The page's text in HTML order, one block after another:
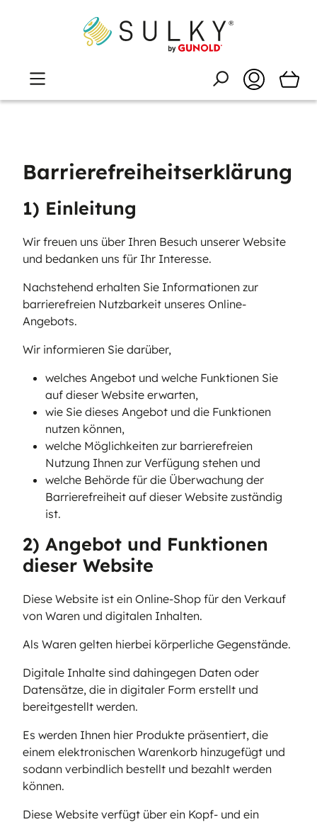
Barrierefreiheitserklärung
1) Einleitung
Wir freuen uns über Ihren Besuch unserer Website
und bedanken uns für Ihr Interesse.
Nachstehend erhalten Sie Informationen zur
barrierefreien Nutzbarkeit unseres Online-
Angebots.
Wir informieren Sie darüber,
welches Angebot und welche Funktionen Sie
auf dieser Website erwarten,
wie Sie dieses Angebot und die Funktionen
nutzen können,
welche Möglichkeiten zur barrierefreien
Nutzung Ihnen zur Verfügung stehen und
welche Behörde für die Überwachung der
Barrierefreiheit auf dieser Website zuständig
ist.
2) Angebot und Funktionen
dieser Website
Diese Website ist ein Online-Shop für den Verkauf
von Waren und digitalen Inhalten.
Als Waren gelten hierbei körperliche Gegenstände.
Digitale Inhalte sind dahingegen Daten oder
Datensätze, die in digitaler Form erstellt und
bereitgestellt werden.
Es werden Ihnen hier Produkte präsentiert, die
einem elektronischen Warenkorb hinzugefügt und
sodann verbindlich bestellt und bezahlt werden
können.
Diese Website verfügt über ein Kopf- und ein